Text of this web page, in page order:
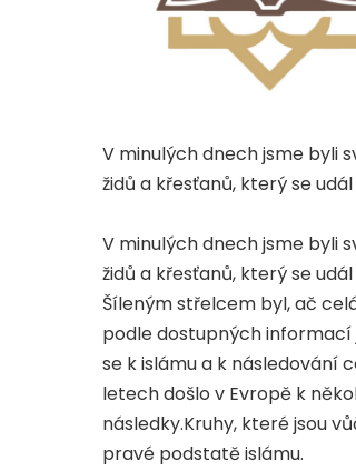
V minulých dnech jsme byli
židů a křesťanů, který se
V minulých dnech jsme byli
židů a křesťanů, který se
Šíleným střelcem byl, ač
podle dostupných
se k islámu a k následování
letech došlo v Evropě k
následky.Kruhy, které jsou
pravé podstatě islámu.